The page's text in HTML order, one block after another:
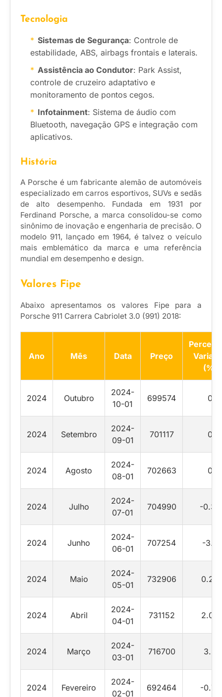
Tecnologia
Sistemas de Segurança: Controle de
estabilidade, ABS, airbags frontais e laterais.
Assistência ao Condutor: Park Assist,
controle de cruzeiro adaptativo e
monitoramento de pontos cegos.
Infotainment: Sistema de áudio com
Bluetooth, navegação GPS e integração com
aplicativos.
História
A Porsche é um fabricante alemão de automóveis
especializado em carros esportivos, SUVs e sedãs
de alto desempenho. Fundada em 1931 por
Ferdinand Porsche, a marca consolidou-se como
sinônimo de inovação e engenharia de precisão. O
modelo 911, lançado em 1964, é talvez o veículo
mais emblemático da marca e uma referência
mundial em desempenho e design.
Valores Fipe
Abaixo apresentamos os valores Fipe para a
Porsche 911 Carrera Cabriolet 3.0 (991) 2018:
Ano Mês Data Preço
(%)
2024 Outubro
2024-
10-01
699574 0
2024 Setembro
2024-
09-01
701117 0
2024 Agosto
2024-
08-01
702663 0
2024 Julho
2024-
07-01
704990 -0.32
2024 Junho
2024-
06-01
707254 -3.5
2024 Maio
2024-
05-01
732906 0.24
2024 Abril
2024-
04-01
731152 2.02
2024 Março
2024-
03-01
716700 3.5
2024 Fevereiro
2024-
02-01
692464 -0.74